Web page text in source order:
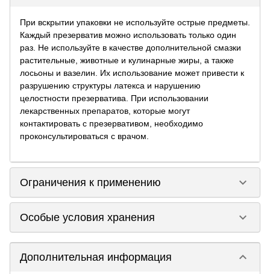
При вскрытии упаковки не используйте острые предметы.
Каждый презерватив можно использовать только один
раз. Не используйте в качестве дополнительной смазки
растительные, животные и кулинарные жиры, а также
лосьоны и вазелин. Их использование может привести к
разрушению структуры латекса и нарушению
целостности презерватива. При использовании
лекарственных препаратов, которые могут
контактировать с презервативом, необходимо
проконсультироваться с врачом.
Ограничения к применению keyboard_arrow_down
Особые условия хранения keyboard_arrow_down
Дополнительная информация keyboard_arrow_down